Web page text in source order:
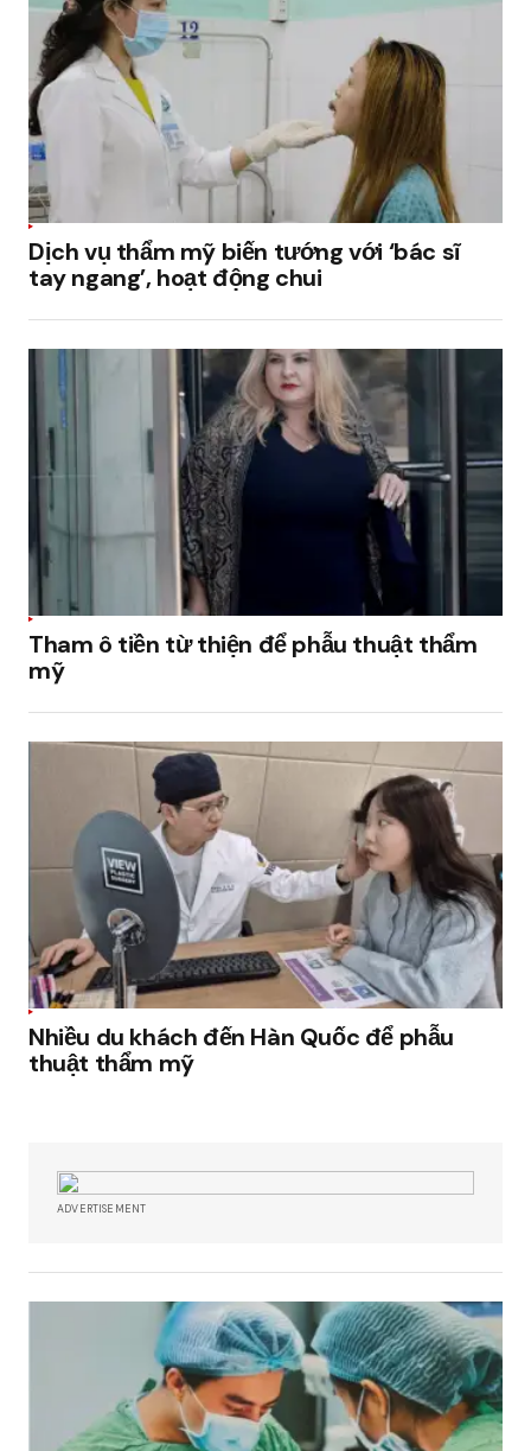
Dịch vụ thẩm mỹ biến tướng với ‘bác sĩ
tay ngang’, hoạt động chui
Tham ô tiền từ thiện để phẫu thuật thẩm
mỹ
Nhiều du khách đến Hàn Quốc để phẫu
thuật thẩm mỹ
ADVERTISEMENT